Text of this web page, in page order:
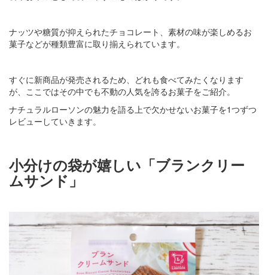
ナッツや糖質が抑えられたチョコレート、素材の味が楽しめるお
菓子などが種類豊富に取り揃えられています。
すぐに新商品が発売されるため、どれも食べてみたくなります
が、ここではその中でも不動の人気を誇るお菓子をご紹介。
ナチュラルローソンの魅力を語る上で欠かせないお菓子を1つずつ
レビューしていきます。
小分けの袋が嬉しい「ブランクリー
ムサンド」